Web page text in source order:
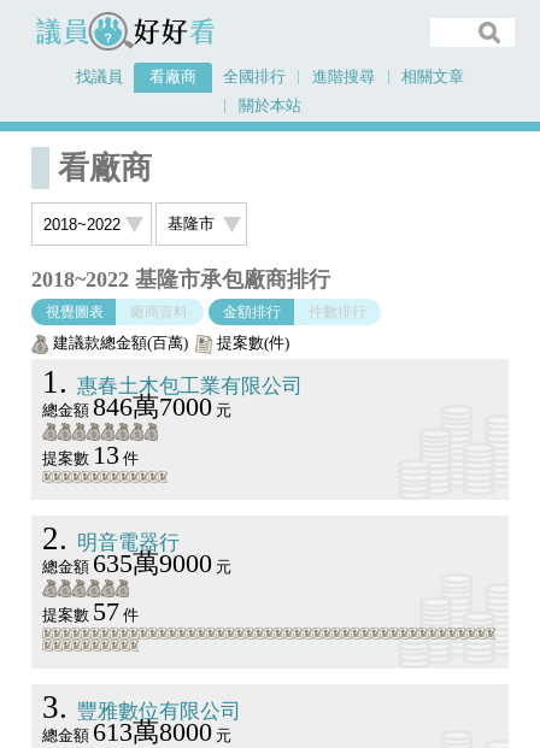
議員好好看
找議員 看廠商 全國排行 進階搜尋
相關文章
關於本站
首頁
看廠商
2018~2022 基隆市承包廠商排行
視覺圖表 廠商資料 金額排行 件數排行
建議款總金額(百萬) 提案數(件)
1 惠春土木包工業有限公司
總金額846萬7000元
提案數 13 件
2 明音電器行
總金額 635萬9000元
提案數 57 件
3 豐雅數位有限公司
總金額 613萬8000元